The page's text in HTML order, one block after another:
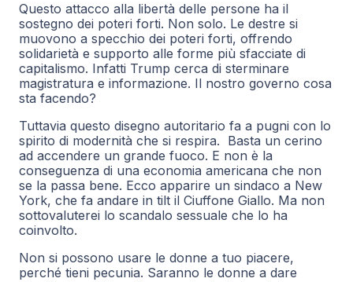
Questo attacco alla libertà delle persone ha il
sostegno dei poteri forti. Non solo. Le destre si
muovono a specchio dei poteri forti, offrendo
solidarietà e supporto alle forme più sfacciate di
capitalismo. Infatti Trump cerca di sterminare
magistratura e informazione. Il nostro governo cosa
sta facendo?
Tuttavia questo disegno autoritario fa a pugni con lo
spirito di modernità che si respira. Basta un cerino
ad accendere un grande fuoco. E non è la
conseguenza di una economia americana che non
se la passa bene. Ecco apparire un sindaco a New
York, che fa andare in tilt il Ciuffone Giallo. Ma non
sottovaluterei lo scandalo sessuale che lo ha
coinvolto.
Non si possono usare le donne a tuo piacere,
perché tieni pecunia. Saranno le donne a dare